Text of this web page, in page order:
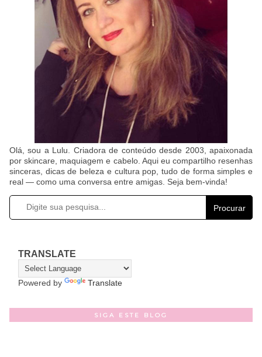
Olá, sou a Lulu. Criadora de conteúdo desde 2003, apaixonada
por skincare, maquiagem e cabelo. Aqui eu compartilho resenhas
sinceras, dicas de beleza e cultura pop, tudo de forma simples e
real — como uma conversa entre amigas. Seja bem-vinda!
Procurar
TRANSLATE
Powered by Translate
SIGA ESTE BLOG